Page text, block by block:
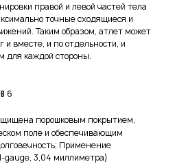
правой и левой частей тела
точные сходящиеся и
Таким образом, атлет может
вместе, и по отдельности, и
для каждой стороны.
6
порошковым покрытием,
поле и обеспечивающим
Применение
gauge, 3,04 миллиметра)